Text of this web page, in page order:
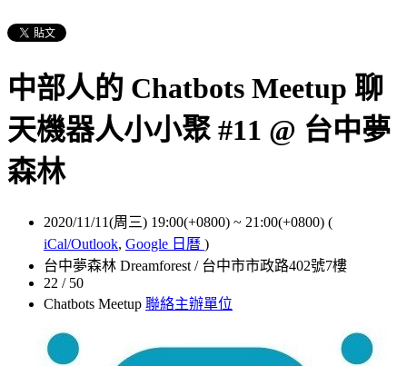
中部人的 Chatbots Meetup 聊
天機器人小小聚 #11 @ 台中夢
森林
2020/11/11(周三) 19:00(+0800) ~ 21:00(+0800) (
iCal/Outlook, Google 日曆 )
台中夢森林 Dreamforest / 台中市市政路402號7樓
22 / 50
Chatbots Meetup 聯絡主辦單位